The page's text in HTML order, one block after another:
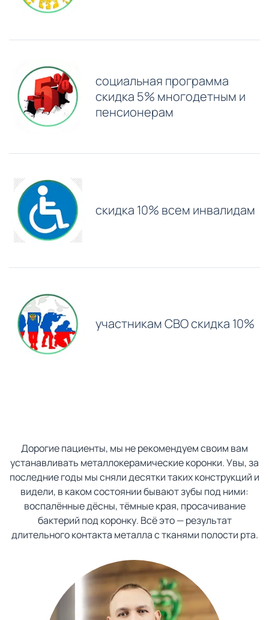
⁠социальная программа
скидка 5% многодетным и
пенсионерам
скидка 10% всем инвалидам
участникам СВО скидка 10%
Дорогие пациенты, мы не рекомендуем своим вам
устанавливать металлокерамические коронки. Увы, за
последние годы мы сняли десятки таких конструкций и
видели, в каком состоянии бывают зубы под ними:
воспалённые дёсны, тёмные края, просачивание
бактерий под коронку. Всё это — результат
длительного контакта металла с тканями полости рта.